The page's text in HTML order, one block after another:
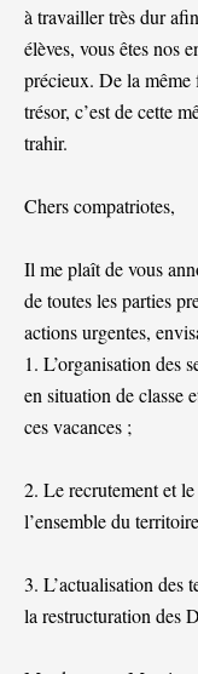
à travailler très dur
élèves, vous êtes nos
précieux. De la même
trésor, c’est de cette
trahir.
Chers compatriotes,
Il me plaît de vous
de toutes les parties
actions urgentes,
1. L’organisation des
en situation de classe
ces vacances ;
2. Le recrutement et
l’ensemble du
3. L’actualisation des
la restructuration des